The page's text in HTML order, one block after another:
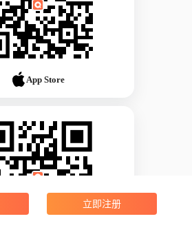
App Store
立即注册